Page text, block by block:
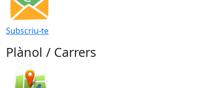
Subscriu-te
Plànol / Carrers